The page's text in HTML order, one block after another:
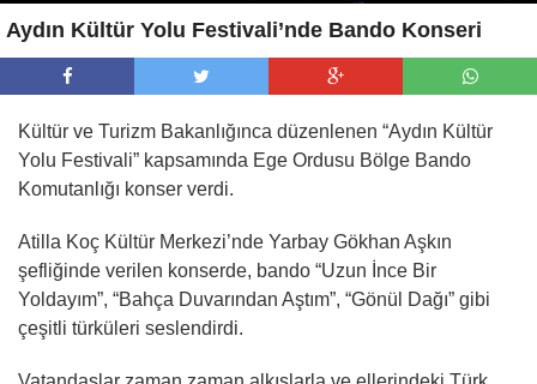
Aydın Kültür Yolu Festivali’nde Bando Konseri
Kültür ve Turizm Bakanlığınca düzenlenen “Aydın Kültür
Yolu Festivali” kapsamında Ege Ordusu Bölge Bando
Komutanlığı konser verdi.
Atilla Koç Kültür Merkezi’nde Yarbay Gökhan Aşkın
şefliğinde verilen konserde, bando “Uzun İnce Bir
Yoldayım”, “Bahça Duvarından Aştım”, “Gönül Dağı” gibi
çeşitli türküleri seslendirdi.